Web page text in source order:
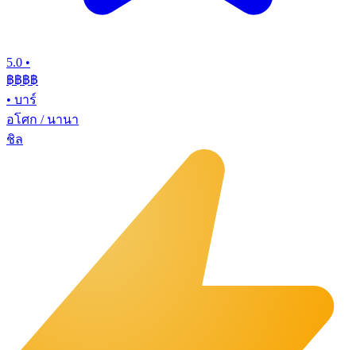
5.0 •
฿฿฿฿
• บาร์
อโศก / นานา
ชิล